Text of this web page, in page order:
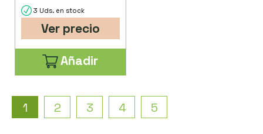
3 Uds. en stock
Ver precio
Añadir
1 2 3 4 5